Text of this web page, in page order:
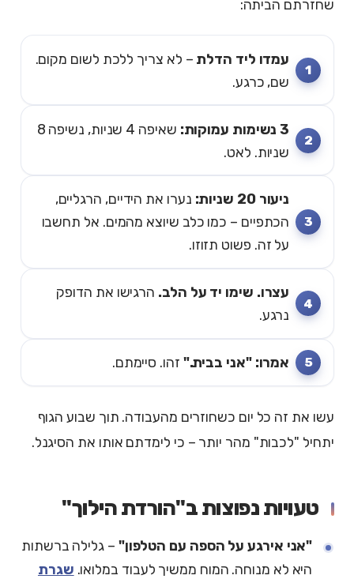
שחזרתם הביתה:
עמדו ליד הדלת – לא צריך ללכת לשום מקום.
שם, כרגע.
3 נשימות עמוקות:
שאיפה 4 שניות, נשיפה 8
שניות. לאט.
ניעור 20 שניות:
נערו את הידיים, הרגליים,
הכתפיים – כמו כלב שיוצא מהמים. אל תחשבו
על זה. פשוט תזוזו.
עצרו. שימו יד על הלב. הרגישו את הדופק
נרגע.
אמרו: "אני בבית." זהו. סיימתם.
עשו את זה כל יום כשחוזרים מהעבודה. תוך שבוע הגוף
יתחיל "לכבות" מהר יותר – כי לימדתם אותו את הסיגנל.
טעויות נפוצות ב"הורדת הילוך"
"אני אירגע על הספה עם הטלפון" – גלילה ברשתות
היא לא מנוחה. המוח ממשיך לעבוד במלואו. שגרת